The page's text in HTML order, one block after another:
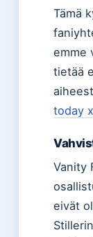
Tämä
emme
tietää
today
Vanity
eivät